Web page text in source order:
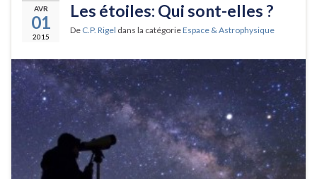
AVR
01
2015
Les étoiles: Qui sont-elles ?
De C.P. Rigel dans la catégorieEspace & Astrophysique